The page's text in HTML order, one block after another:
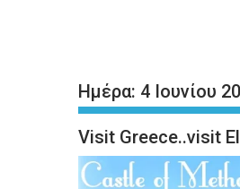
Ημέρα: 4 Ιουνίου
Visit Greece..visit